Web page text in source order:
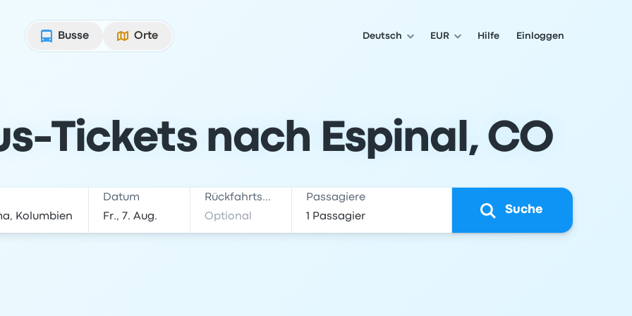
Busse
Orte Deutsch EUR Hilfe Einloggen
Tickets nach Espinal, CO
Datum Rückfahrtsdatum Passagiere
Suche